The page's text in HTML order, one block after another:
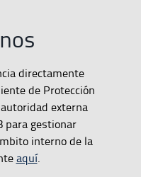
directamente
de Protección
externa
para gestionar
interno de la
aquí.